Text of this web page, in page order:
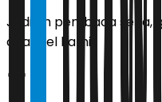
Jadilah pembaca setia,
channel kami!